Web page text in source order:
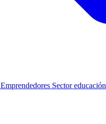
Emprendedores Sector educación